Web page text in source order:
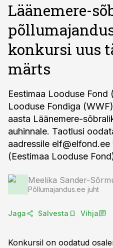
Läänemere-
konkursi uus
märts
Eestimaa Looduse Fond
Looduse Fondiga
aasta Läänemere-
auhinnale. Taotlusi
aadressile elf@elfond.ee
(Eestimaa Looduse
Meelika Sander-
Põllumajandus.ee juht
Jaga Salvesta Vihja
Konkursil on oodatud